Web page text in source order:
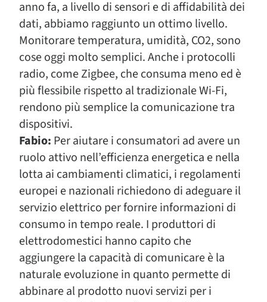
anno fa, a livello di sensori e di affidabilità dei
dati, abbiamo raggiunto un ottimo livello.
Monitorare temperatura, umidità, CO2, sono
cose oggi molto semplici. Anche i protocolli
radio, come Zigbee, che consuma meno ed è
più flessibile rispetto al tradizionale Wi-Fi,
rendono più semplice la comunicazione tra
dispositivi.
Fabio: Per aiutare i consumatori ad avere un
ruolo attivo nell’efficienza energetica e nella
lotta ai cambiamenti climatici, i regolamenti
europei e nazionali richiedono di adeguare il
servizio elettrico per fornire informazioni di
consumo in tempo reale. I produttori di
elettrodomestici hanno capito che
aggiungere la capacità di comunicare è la
naturale evoluzione in quanto permette di
abbinare al prodotto nuovi servizi per i